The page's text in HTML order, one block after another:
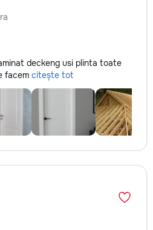
ваш
deckeng usi plinta toate
facem citește tot